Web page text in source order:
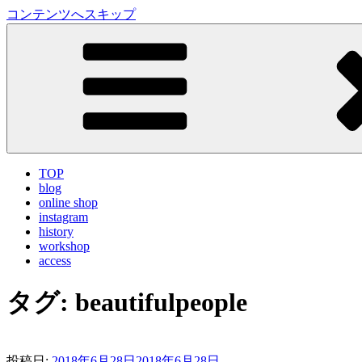
コンテンツへスキップ
LA VILLA ROUGE Blog
TOP
blog
online shop
instagram
history
workshop
access
タグ: beautifulpeople